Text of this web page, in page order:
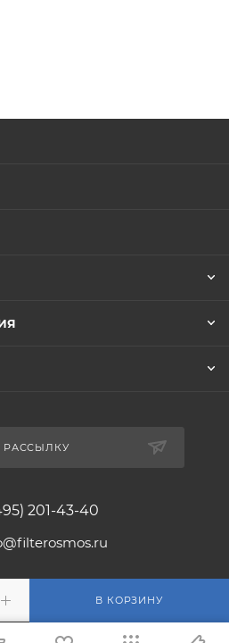
В КОРЗИНУ
РАССЫЛКУ
201-43-40
г. Москва, проезд